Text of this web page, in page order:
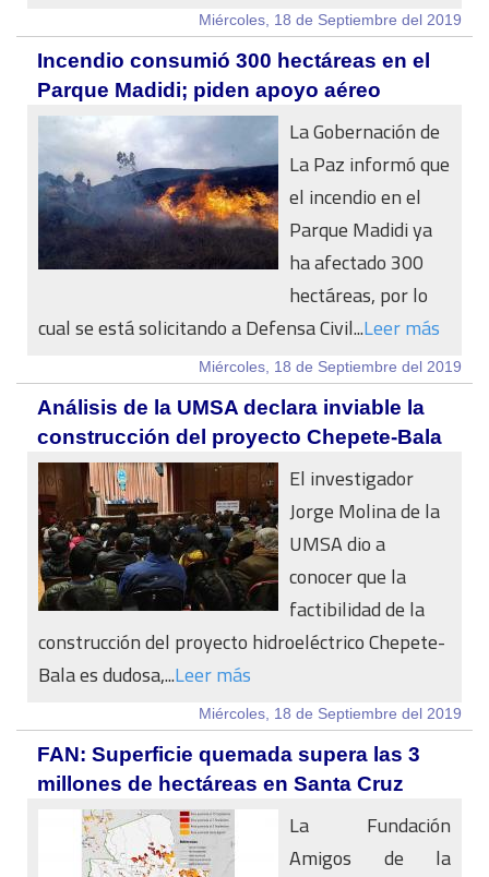
Miércoles, 18 de Septiembre del 2019
Incendio consumió 300 hectáreas en el
Parque Madidi; piden apoyo aéreo
La Gobernación de
La Paz informó que
el incendio en el
Parque Madidi ya
ha afectado 300
hectáreas, por lo
cual se está solicitando a Defensa Civil...Leer más
Miércoles, 18 de Septiembre del 2019
Análisis de la UMSA declara inviable la
construcción del proyecto Chepete-Bala
El investigador
Jorge Molina de la
UMSA dio a
conocer que la
factibilidad de la
construcción del proyecto hidroeléctrico Chepete-
Bala es dudosa,...Leer más
Miércoles, 18 de Septiembre del 2019
FAN: Superficie quemada supera las 3
millones de hectáreas en Santa Cruz
La Fundación
Amigos de la